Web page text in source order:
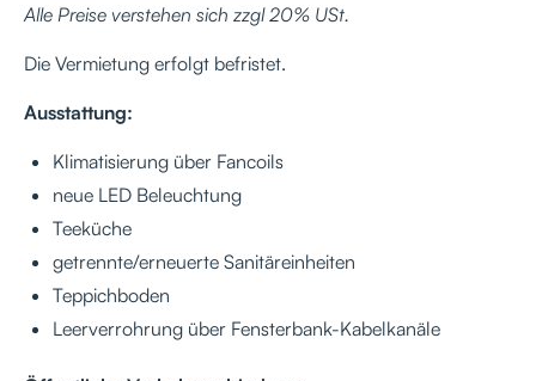
Alle Preise verstehen sich zzgl 20% USt.
Die Vermietung erfolgt befristet.
Ausstattung:
Klimatisierung über Fancoils
neue LED Beleuchtung
Teeküche
getrennte/erneuerte Sanitäreinheiten
Teppichboden
Leerverrohrung über Fensterbank-Kabelkanäle